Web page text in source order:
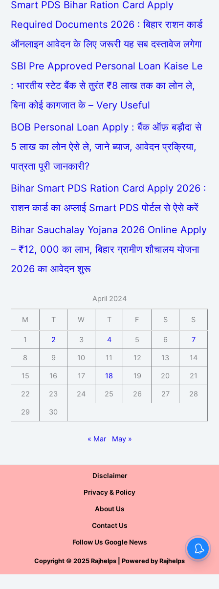
Smart PDS Bihar Ration Card Apply
Required Documents 2026 : बिहार राशन कार्ड
ऑनलाइन आवेदन के लिए जरूरी यह सब दस्तावेज लगेगा
SBI Pre Approved Personal Loan Kaise Le
: भारतीय स्टेट बैंक से तुरंत ₹8 लाख तक का लोन ले,
बिना कोई कागजात के – Very Useful
BOB Personal Loan Apply : बैंक ऑफ़ बड़ौदा से
5 लाख का लोन ऐसे ले, जाने ब्याज, आवेदन प्रक्रिया,
पात्रता पूरी जानकारी?
Bihar Smart PDS Ration Card Apply 2026 :
राशन कार्ड का अप्लाई Smart PDS पोर्टल से ऐसे करें
Bihar Sauchalay Yojana 2026 Online Apply
– ₹12, 000 का लाभ, बिहार ग्रामीण शौचालय योजना
2026 का आवेदन शुरू
April 2024
M T W T F S S
1 2 3 4 5 6 7
8 9 10 11 12 13 14
15 16 17 18 19 20 21
22 23 24 25 26 27 28
29 30
« Mar May »
Disclaimer
Privacy & Policy
About Us
Contact Us
Follow Us Google News
Copyright © 2025 Rajhelps | Powered by Rajhelps